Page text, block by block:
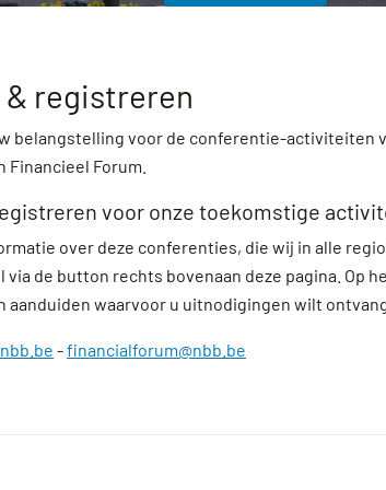
& registreren
belangstelling voor de conferentie-activiteiten
Financieel Forum.
voor onze toekomstige
over deze conferenties, die wij in alle
via de button rechts bovenaan deze pagina. Op
aanduiden waarvoor u uitnodigingen wilt
-financialforum@nbb.be